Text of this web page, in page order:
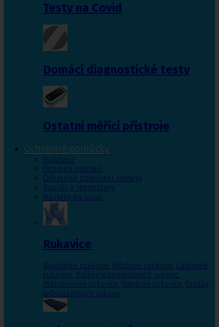
Testy na Covid
Domácí diagnostické testy
Ostatní měřící přístroje
Ochranné pomůcky
Rukavice
Ochrana matrací
Ochranné zdravotní zástěry
Roušky a respirátory
Návleky na obuv
Rukavice
Bavlněné rukavice, Nitrilové rukavice, Latexové
rukavice, Držáky jednorázových rukavic,
Mikrotenové rukavice, Vinylové rukavice, Držáky
jednorázových rukavic